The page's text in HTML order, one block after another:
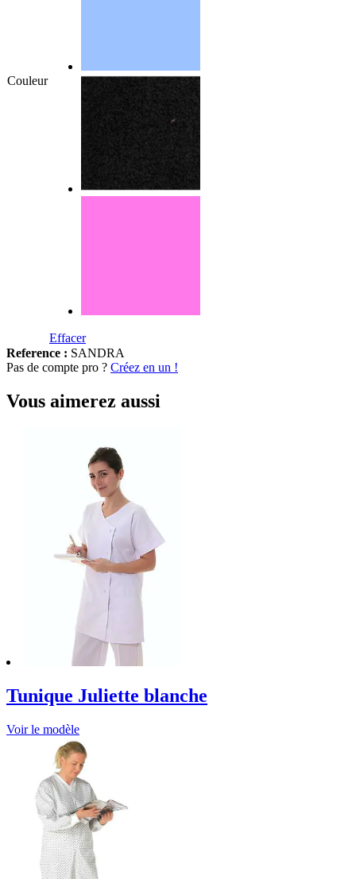
Couleur
Effacer
Reference : SANDRA
Pas de compte pro ? Créez en un !
Vous aimerez aussi
Tunique Juliette blanche
Voir le modèle